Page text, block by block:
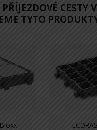
PŘÍJEZDOVÉ CESTY
TYTO